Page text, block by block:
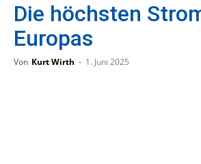
Zeitung
Die höchsten
Europas
Von Kurt Wirth - 1. Juni 2025